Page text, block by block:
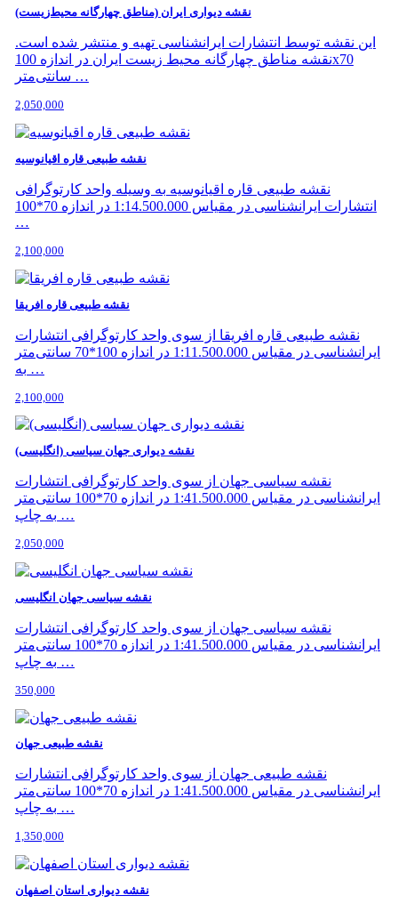
نقشه دیواری ایران (مناطق چهارگانه محیط‌زیست)
این نقشه توسط انتشارات ایرانشناسی تهیه و منتشر شده است.
نقشه مناطق چهارگانه محیط زیست ایران در اندازه 100x70
سانتی‌متر …
2,050,000
نقشه طبیعی قاره اقیانوسیه
نقشه طبیعی قاره اقیانوسیه به وسیله واحد کارتوگرافی
انتشارات ایرانشناسی در مقیاس 1:14.500.000 در اندازه 70*100
…
2,100,000
نقشه طبیعی قاره افریقا
نقشه طبیعی قاره افریقا از سوی واحد کارتوگرافی انتشارات
ایرانشناسی در مقیاس 1:11.500.000 در اندازه 100*70 سانتی‌متر
به …
2,100,000
نقشه دیواری جهان سیاسی (انگلیسی)
نقشه سیاسی جهان از سوی واحد کارتوگرافی انتشارات
ایرانشناسی در مقیاس 1:41.500.000 در اندازه 70*100 سانتی‌متر
به چاپ …
2,050,000
نقشه سیاسی جهان انگلیسی
نقشه سیاسی جهان از سوی واحد کارتوگرافی انتشارات
ایرانشناسی در مقیاس 1:41.500.000 در اندازه 70*100 سانتی‌متر
به چاپ …
350,000
نقشه طبیعی جهان
نقشه طبیعی جهان از سوی واحد کارتوگرافی انتشارات
ایرانشناسی در مقیاس 1:41.500.000 در اندازه 70*100 سانتی‌متر
به چاپ …
1,350,000
نقشه دیواری استان اصفهان